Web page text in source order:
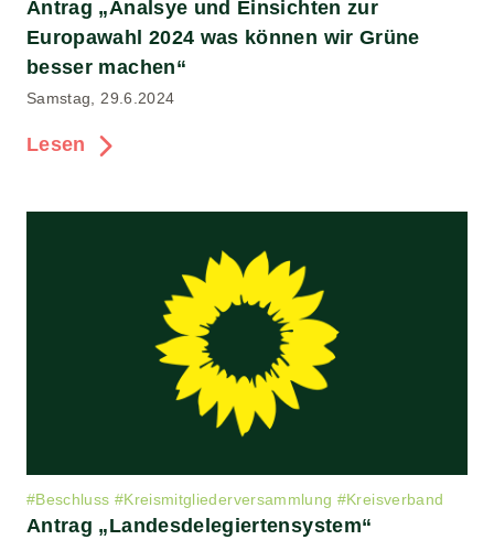
Antrag „Analsye und Einsichten zur
Europawahl 2024 was können wir Grüne
besser machen“
Samstag, 29.6.2024
Lesen
#Beschluss #Kreismitgliederversammlung #Kreisverband
Antrag „Landesdelegiertensystem“